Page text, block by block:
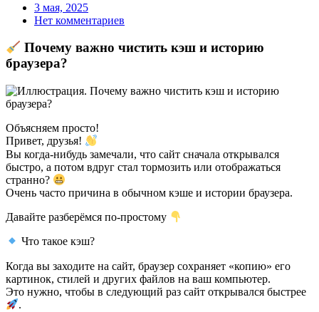
3 мая, 2025
Нет комментариев
Почему важно чистить кэш и историю
браузера?
Объясняем просто!
Привет, друзья!
Вы когда-нибудь замечали, что сайт сначала открывался
быстро, а потом вдруг стал тормозить или отображаться
странно?
Очень часто причина в обычном кэше и истории браузера.
Давайте разберёмся по-простому
Что такое кэш?
Когда вы заходите на сайт, браузер сохраняет «копию» его
картинок, стилей и других файлов на ваш компьютер.
Это нужно, чтобы в следующий раз сайт открывался быстрее
.